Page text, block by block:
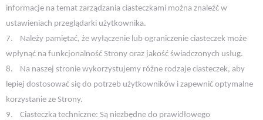
informacje na temat zarządzania ciasteczkami można znaleźć w
ustawieniach przeglądarki użytkownika.
7.
Należy pamiętać, że wyłączenie lub ograniczenie ciasteczek może
wpłynąć na funkcjonalność Strony oraz jakość świadczonych usług.
8.
Na naszej stronie wykorzystujemy różne rodzaje ciasteczek, aby
lepiej dostosować się do potrzeb użytkowników i zapewnić optymalne
korzystanie ze Strony.
9.
Ciasteczka techniczne: Są niezbędne do prawidłowego